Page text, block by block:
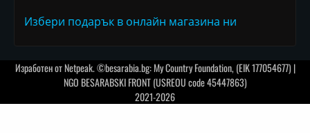
Избери подарък в онлайн магазина ни
Изработен отNetpeak. ©besarabia.bg: My Country Foundation, (EIK 177054677) |
NGO BESARABSKI FRONT (USREOU code 45447863)
2021-2026